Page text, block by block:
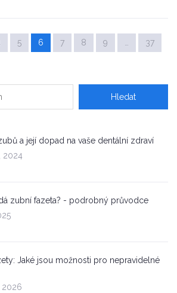
5 6 7 8 9 … 37
a její dopad na vaše dentální zdraví
2024
zubní fazeta? - podrobný průvodce
Jaké jsou možnosti pro nepravidelné
2026